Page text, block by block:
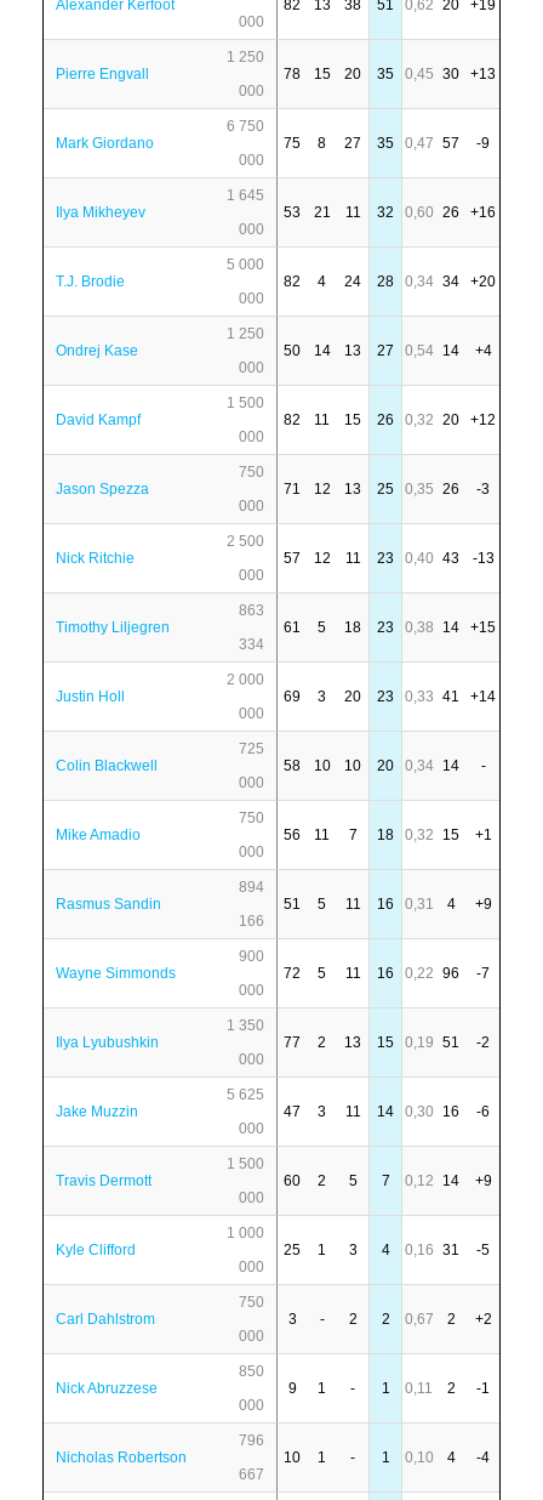
Alexander Kerfoot
000
82 13 38 51 0,62 20 +19
Pierre Engvall
1 250
000
78 15 20 35 0,45 30 +13
Mark Giordano
6 750
000
75 8 27 35 0,47 57 -9
Ilya Mikheyev
1 645
000
53 21 11 32 0,60 26 +16
T.J. Brodie
5 000
000
82 4 24 28 0,34 34 +20
Ondrej Kase
1 250
000
50 14 13 27 0,54 14 +4
David Kampf
1 500
000
82 11 15 26 0,32 20 +12
Jason Spezza
750
000
71 12 13 25 0,35 26 -3
Nick Ritchie
2 500
000
57 12 11 23 0,40 43 -13
Timothy Liljegren
863
334
61 5 18 23 0,38 14 +15
Justin Holl
2 000
000
69 3 20 23 0,33 41 +14
Colin Blackwell
725
000
58 10 10 20 0,34 14 -
Mike Amadio
750
000
56 11 7 18 0,32 15 +1
Rasmus Sandin
894
166
51 5 11 16 0,31 4 +9
Wayne Simmonds
900
000
72 5 11 16 0,22 96 -7
Ilya Lyubushkin
1 350
000
77 2 13 15 0,19 51 -2
Jake Muzzin
5 625
000
47 3 11 14 0,30 16 -6
Travis Dermott
1 500
000
60 2 5 7 0,12 14 +9
Kyle Clifford
1 000
000
25 1 3 4 0,16 31 -5
Carl Dahlstrom
750
000
3 - 2 2 0,67 2 +2
Nick Abruzzese
850
000
9 1 - 1 0,11 2 -1
Nicholas Robertson
796
667
10 1 - 1 0,10 4 -4